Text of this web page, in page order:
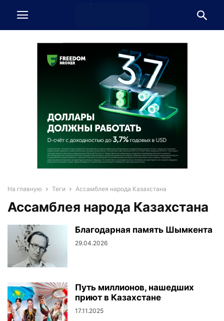
На главную Теги Ассамблея народа Казахстана
Ассамблея народа Казахстана
Благодарная память Шымкента
29.04.2026
Путь миллионов, нашедших
приют в Казахстане
17.11.2025